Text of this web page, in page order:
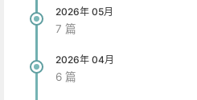
2026年 05月
7 篇
2026年 04月
6 篇